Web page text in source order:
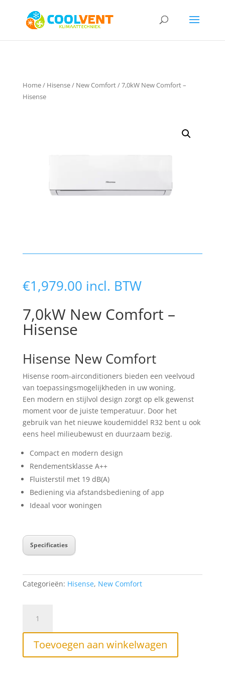
Home/ Hisense/ New Comfort/ 7,0kW New Comfort –
Hisense
€1,979.00 incl. BTW
7,0kW New Comfort –
Hisense
Hisense New Comfort
Hisense room-airconditioners bieden een veelvoud
van toepassingsmogelijkheden in uw woning.
Een modern en stijlvol design zorgt op elk gewenst
moment voor de juiste temperatuur. Door het
gebruik van het nieuwe koudemiddel R32 bent u ook
eens heel milieubewust en duurzaam bezig.
Compact en modern design
Rendementsklasse A++
Fluisterstil met 19 dB(A)
Bediening via afstandsbediening of app
Ideaal voor woningen
Specificaties
Categorieën: Hisense, New Comfort
Comfort
Hisense
Toevoegen aan winkelwagen